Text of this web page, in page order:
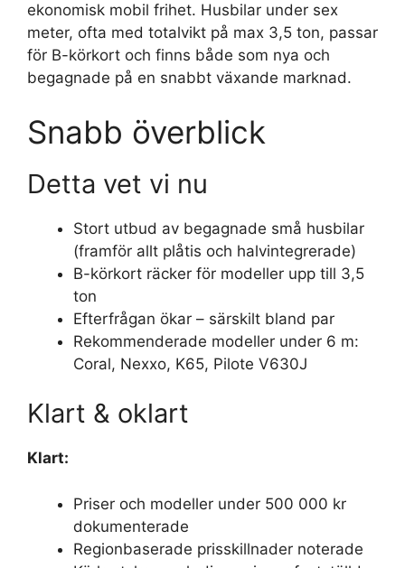
ekonomisk mobil frihet. Husbilar under sex
meter, ofta med totalvikt på max 3,5 ton, passar
för B-körkort och finns både som nya och
begagnade på en snabbt växande marknad.
Snabb överblick
Detta vet vi nu
Stort utbud av begagnade små husbilar
(framför allt plåtis och halvintegrerade)
B-körkort räcker för modeller upp till 3,5
ton
Efterfrågan ökar – särskilt bland par
Rekommenderade modeller under 6 m:
Coral, Nexxo, K65, Pilote V630J
Klart & oklart
Klart:
Priser och modeller under 500 000 kr
dokumenterade
Regionbaserade prisskillnader noterade